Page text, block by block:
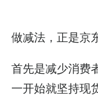
做减法，正是京
首先是减少消费
一开始就坚持现